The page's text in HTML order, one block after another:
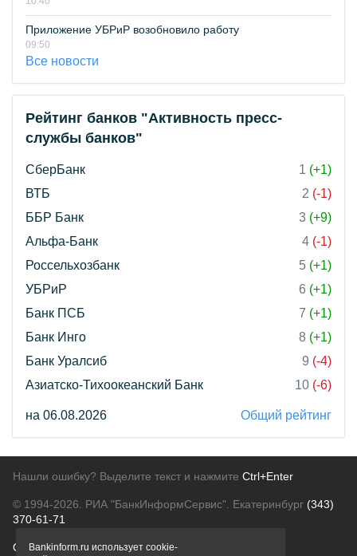
Приложение УБРиР возобновило работу
09:50
Все новости
Рейтинг банков "Активность пресс-
службы банков"
СберБанк 1 (+1)
ВТБ
2 (-1)
ББР Банк
3 (+9)
Альфа-Банк
4 (-1)
Россельхозбанк
5 (+1)
УБРиР
6 (+1)
Банк ПСБ
7 (+1)
Банк Инго
8 (+1)
Банк Уралсиб
9 (-4)
Азиатско-Тихоокеанский Банк
10 (-6)
на 06.08.2026 Общий рейтинг
Нашли ошибку? Выделите текст и нажмите Ctrl+Enter
© 1994-2026. РИА "БанкИнформСервис". Екатеринбург (343)
370-61-71
О проектеПолитика конфиденциальности
Bankinform.ru использует cookie-